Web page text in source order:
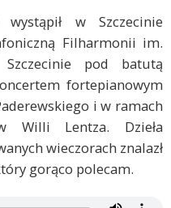
w Szczecinie
Filharmonii im.
Szczecinie pod batutą
fortepianowym
i w ramach
Willi Lentza. Dzieła
wieczorach znalazł
gorąco polecam.